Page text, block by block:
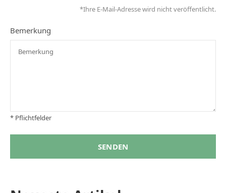
*Ihre E-Mail-Adresse wird nicht veröffentlicht.
Bemerkung
* Pflichtfelder
SENDEN